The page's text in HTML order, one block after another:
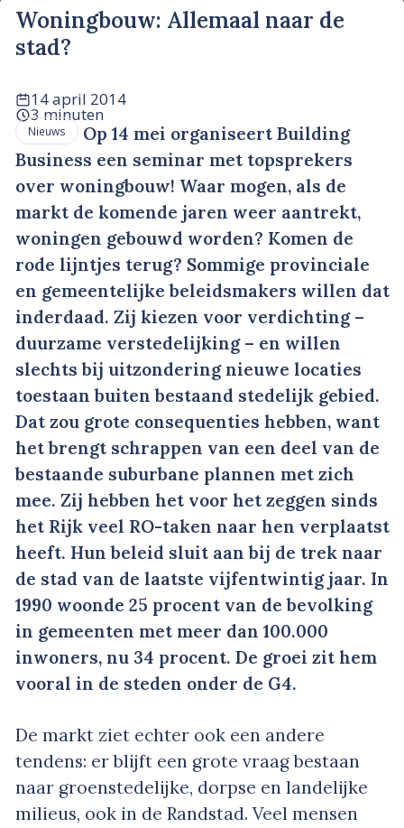
Woningbouw: Allemaal naar de
stad?
14 april 2014
3 minuten
Nieuws
Op 14 mei organiseert Building
Business een seminar met topsprekers
over woningbouw! Waar mogen, als de
markt de komende jaren weer aantrekt,
woningen gebouwd worden? Komen de
rode lijntjes terug? Sommige provinciale
en gemeentelijke beleidsmakers willen dat
inderdaad. Zij kiezen voor verdichting –
duurzame verstedelijking – en willen
slechts bij uitzondering nieuwe locaties
toestaan buiten bestaand stedelijk gebied.
Dat zou grote consequenties hebben, want
het brengt schrappen van een deel van de
bestaande suburbane plannen met zich
mee. Zij hebben het voor het zeggen sinds
het Rijk veel RO-taken naar hen verplaatst
heeft. Hun beleid sluit aan bij de trek naar
de stad van de laatste vijfentwintig jaar. In
1990 woonde 25 procent van de bevolking
in gemeenten met meer dan 100.000
inwoners, nu 34 procent. De groei zit hem
vooral in de steden onder de G4.
De markt ziet echter ook een andere
tendens: er blijft een grote vraag bestaan
naar groenstedelijke, dorpse en landelijke
milieus, ook in de Randstad. Veel mensen